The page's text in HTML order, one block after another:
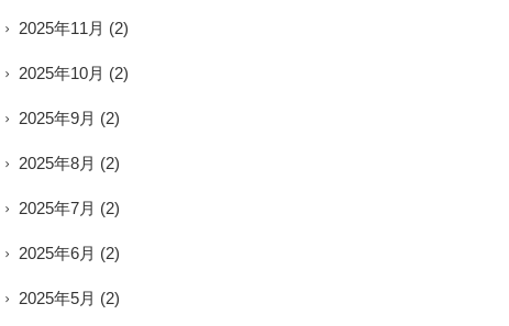
2025年11月 (2)
2025年10月 (2)
2025年9月 (2)
2025年8月 (2)
2025年7月 (2)
2025年6月 (2)
2025年5月 (2)